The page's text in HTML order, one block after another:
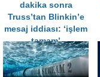
dakika sonra
Truss’tan Blinkin’e
mesaj iddiası: ‘işlem
tamam’